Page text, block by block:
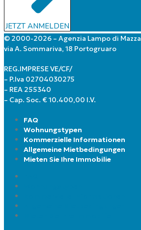
JETZT ANMELDEN
© 2000-2026 – Agenzia Lampo di
via A. Sommariva, 18 Portogruaro
REG.IMPRESE VE/CF/
– P.Iva 02704030275
– REA 255340
– Cap. Soc. € 10.400,00 I.V.
FAQ
Wohnungstypen
Kommerzielle Informationen
Allgemeine Mietbedingungen
Mieten Sie Ihre Immobilie